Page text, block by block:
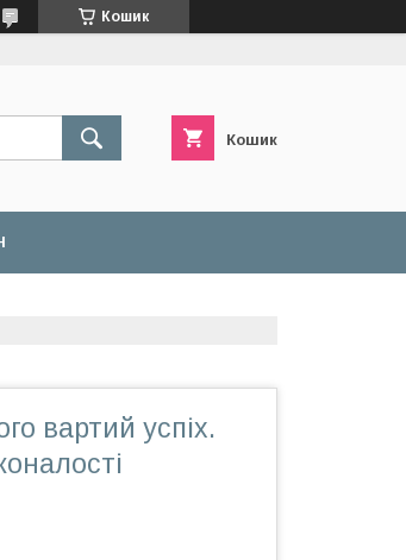
Кошик
Кошик
вартий успіх.